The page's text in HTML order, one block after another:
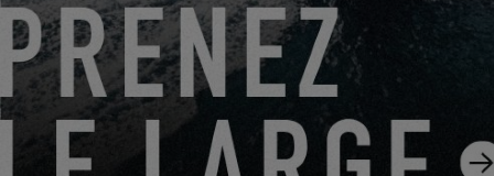
EXCESS s’entend de Construction Navale Bordeaux agissant
en qualité de responsable de traitement. Vos données
personnelles sont traitées afin de répondre à votre demande,
gérer nos relations avec vous et, si vous en avez fait le choix,
vous adresser nos communications (dans ce cas, vous
pourrez à tout moment vous désinscrire en utilisant le lien